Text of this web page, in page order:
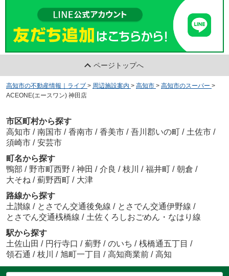
ページトップへ
高知市の不動産情報｜ライブ > 周辺施設案内 > 高知市 > 高知市のスーパー >
ACEONE(エースワン) 神田店
市区町村から探す
高知市 / 南国市 / 香南市 / 香美市 / 吾川郡いの町 / 土佐市 /
須崎市 / 安芸市
町名から探す
鴨部 / 野市町西野 / 神田 / 介良 / 枝川 / 福井町 / 朝倉 /
大そね / 薊野西町 / 大津
路線から探す
土讃線 / とさでん交通後免線 / とさでん交通伊野線 /
とさでん交通桟橋線 / 土佐くろしおごめん・なはり線
駅から探す
土佐山田 / 円行寺口 / 薊野 / のいち / 桟橋通五丁目 /
領石通 / 枝川 / 旭町一丁目 / 高知商業前 / 高知